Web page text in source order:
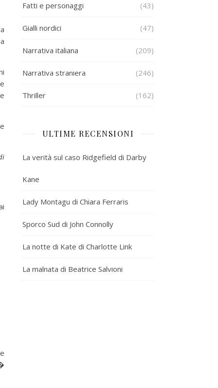
Fatti e personaggi (43)
Gialli nordici (47)
Narrativa italiana (209)
Narrativa straniera (246)
Thriller (162)
ULTIME RECENSIONI
La verità sul caso Ridgefield di Darby
Kane
Lady Montagu di Chiara Ferraris
Sporco Sud di John Connolly
La notte di Kate di Charlotte Link
La malnata di Beatrice Salvioni